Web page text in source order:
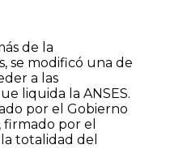
de la
se modificó una de
a las
liquida la ANSES.
por el Gobierno
firmado por el
totalidad del